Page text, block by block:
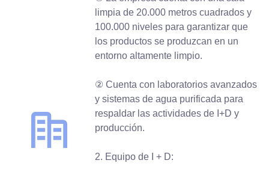
limpia de 20.000 metros cuadrados y
100.000 niveles para garantizar que
los productos se produzcan en un
entorno altamente limpio.
② Cuenta con laboratorios avanzados
y sistemas de agua purificada para
respaldar las actividades de I+D y
producción.
2. Equipo de I + D: